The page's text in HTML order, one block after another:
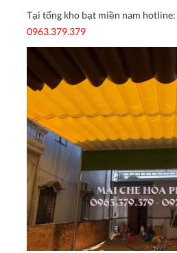
Tại tổng kho bạt miền nam hotline:
0963.379.379